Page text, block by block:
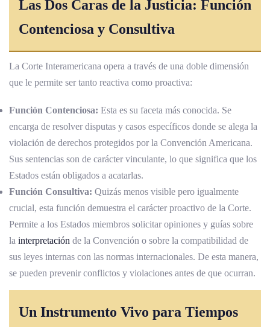
Las Dos Caras de la Justicia: Función
Contenciosa y Consultiva
La Corte Interamericana opera a través de una doble dimensión
que le permite ser tanto reactiva como proactiva:
Función Contenciosa: Esta es su faceta más conocida. Se
encarga de resolver disputas y casos específicos donde se alega la
violación de derechos protegidos por la Convención Americana.
Sus sentencias son de carácter vinculante, lo que significa que los
Estados están obligados a acatarlas.
Función Consultiva: Quizás menos visible pero igualmente
crucial, esta función demuestra el carácter proactivo de la Corte.
Permite a los Estados miembros solicitar opiniones y guías sobre
la interpretación de la Convención o sobre la compatibilidad de
sus leyes internas con las normas internacionales. De esta manera,
se pueden prevenir conflictos y violaciones antes de que ocurran.
Un Instrumento Vivo para Tiempos